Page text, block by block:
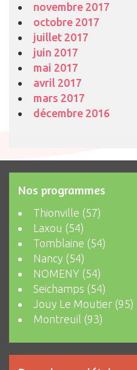
novembre 2017
octobre 2017
juillet 2017
juin 2017
mai 2017
avril 2017
mars 2017
décembre 2016
Nos programmes
Thionville (57)
Laxou (54)
Tomblaine (54)
Nancy (54)
NOMENY (54)
Seichamps (54)
Jouy Le Moutier (95)
Montreuil (93)